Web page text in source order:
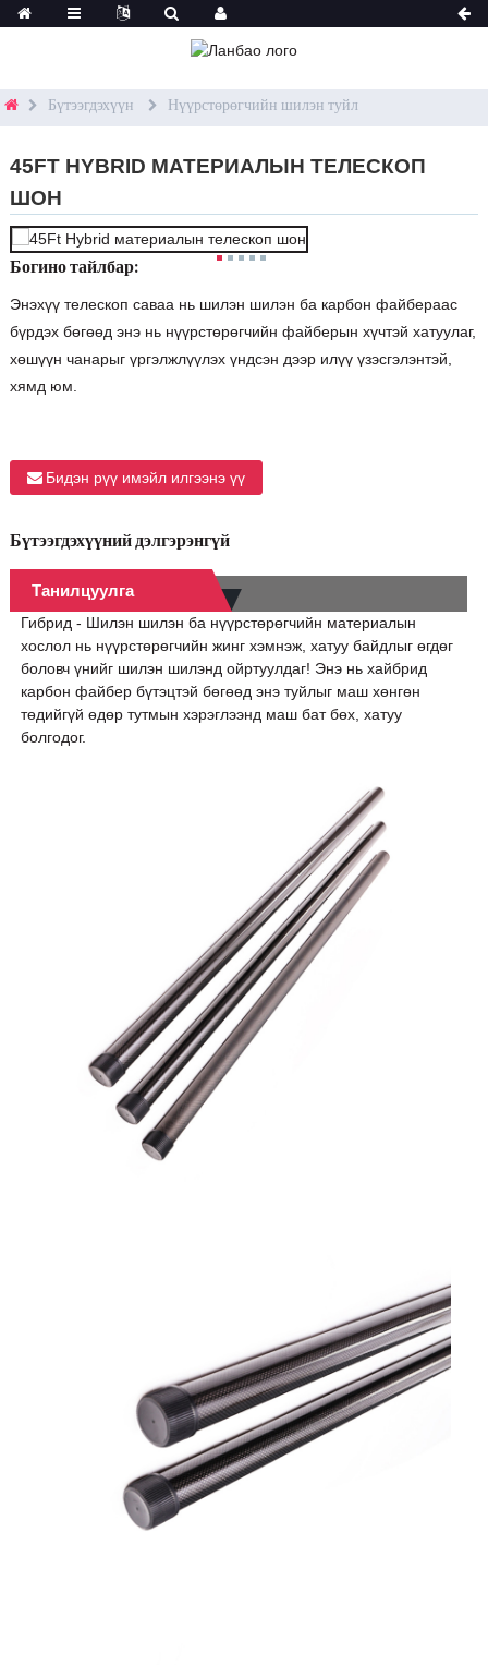
Бүтээгдэхүүн Нүүрстөрөгчийн шилэн туйл
45FT HYBRID МАТЕРИАЛЫН ТЕЛЕСКОП
ШОН
Богино тайлбар:
Энэхүү телескоп саваа нь шилэн шилэн ба карбон файбераас
бүрдэх бөгөөд энэ нь нүүрстөрөгчийн файберын хүчтэй хатуулаг,
хөшүүн чанарыг үргэлжлүүлэх үндсэн дээр илүү үзэсгэлэнтэй,
хямд юм.
Бидэн рүү имэйл илгээнэ үү
Бүтээгдэхүүний дэлгэрэнгүй
Танилцуулга
Гибрид - Шилэн шилэн ба нүүрстөрөгчийн материалын
хослол нь нүүрстөрөгчийн жинг хэмнэж, хатуу байдлыг өгдөг
боловч үнийг шилэн шилэнд ойртуулдаг! Энэ нь хайбрид
карбон файбер бүтэцтэй бөгөөд энэ туйлыг маш хөнгөн
төдийгүй өдөр тутмын хэрэглээнд маш бат бөх, хатуу
болгодог.